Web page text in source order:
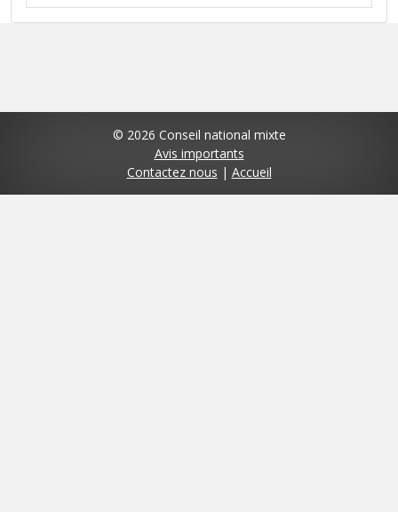
© 2026 Conseil national mixte
Avis importants
Contactez nous | Accueil